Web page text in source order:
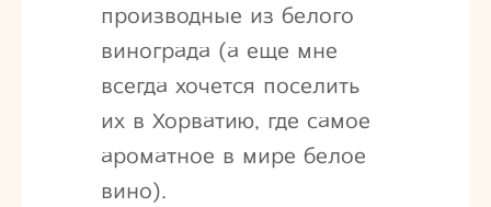
производные из белого
винограда (а еще мне
всегда хочется поселить
их в Хорватию, где самое
ароматное в мире белое
вино).